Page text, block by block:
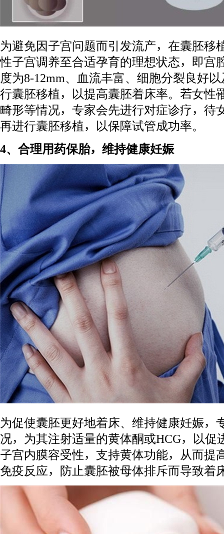
为避免因子宫问题而引发流产，在囊胚移
性子宫调养至合适孕育的理想状态，即宫
度为8-12mm、血流丰富、细胞分裂良好
行囊胚移植，以提高囊胚着床率。若女性
畸形等情况，专家会先进行对症诊疗，待
再进行囊胚移植，以保障试管成功率。
4、合理用药保胎，维持健康妊娠
为促使囊胚更好地着床、维持健康妊娠，
况，为其注射适量的黄体酮或HCG，以促
子宫内膜容受性，支持黄体功能，从而提
免疫反应，防止囊胚被母体排斥而导致着